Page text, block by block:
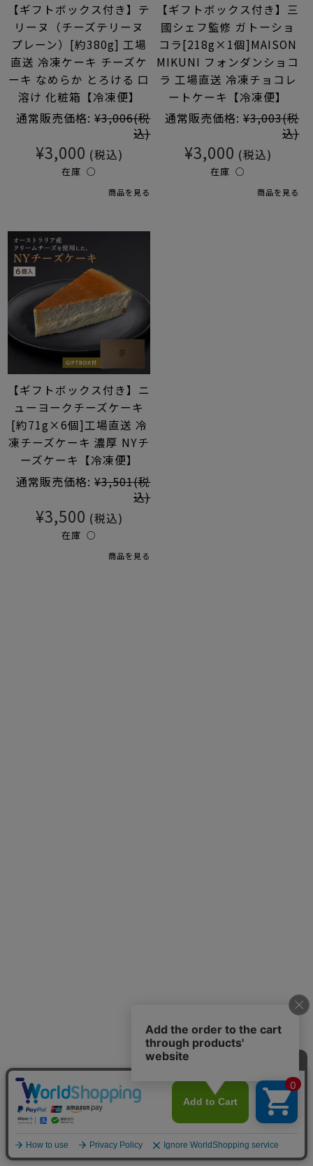
【ギフトボックス付き】テ
リーヌ（チーズテリーヌ
プレーン）[約380g] 工場
直送 冷凍ケーキ チーズケ
ーキ なめらか とろける 口
溶け 化粧箱【冷凍便】
通常販売価格: ¥3,006(税
込)
¥3,000 (税込)
在庫 ○
商品を見る
【ギフトボックス付き】三
國シェフ監修 ガトーショ
コラ[218g×1個]MAISON
MIKUNI フォンダンショコ
ラ 工場直送 冷凍チョコレ
ートケーキ【冷凍便】
通常販売価格: ¥3,003(税
込)
¥3,000 (税込)
在庫 ○
商品を見る
【ギフトボックス付き】ニ
ューヨークチーズケーキ
[約71g×6個]工場直送 冷
凍チーズケーキ 濃厚 NYチ
ーズケーキ【冷凍便】
通常販売価格: ¥3,501(税
込)
¥3,500 (税込)
在庫 ○
商品を見る